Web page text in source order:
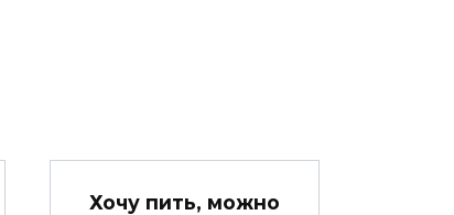
Хочу пить, можно